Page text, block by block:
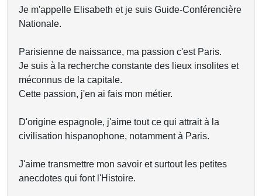
Je m'appelle Elisabeth et je suis Guide-Conférencière
Nationale.
Parisienne de naissance, ma passion c'est Paris.
Je suis à la recherche constante des lieux insolites et
méconnus de la capitale.
Cette passion, j'en ai fais mon métier.
D'origine espagnole, j'aime tout ce qui attrait à la
civilisation hispanophone, notamment à Paris.
J'aime transmettre mon savoir et surtout les petites
anecdotes qui font l'Histoire.